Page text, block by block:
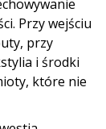
Przy wejściu
przy
i środki
które nie